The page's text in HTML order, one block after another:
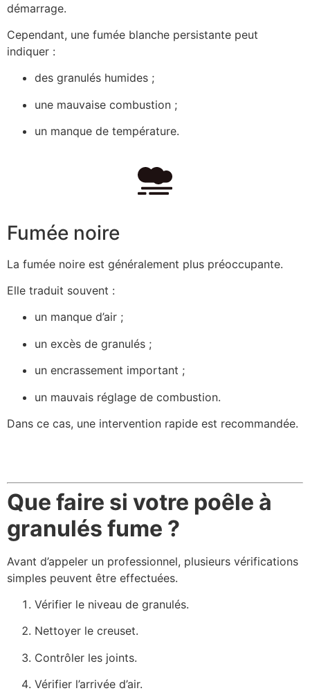
démarrage.
Cependant, une fumée blanche persistante peut
indiquer :
des granulés humides ;
une mauvaise combustion ;
un manque de température.
Fumée noire
La fumée noire est généralement plus préoccupante.
Elle traduit souvent :
un manque d’air ;
un excès de granulés ;
un encrassement important ;
un mauvais réglage de combustion.
Dans ce cas, une intervention rapide est recommandée.
Que faire si votre poêle à
granulés fume ?
Avant d’appeler un professionnel, plusieurs vérifications
simples peuvent être effectuées.
Vérifier le niveau de granulés.
Nettoyer le creuset.
Contrôler les joints.
Vérifier l’arrivée d’air.